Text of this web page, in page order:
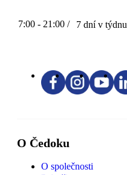
7:00 - 21:00 / 7 dní v týdnu
O Čedoku
O společnosti